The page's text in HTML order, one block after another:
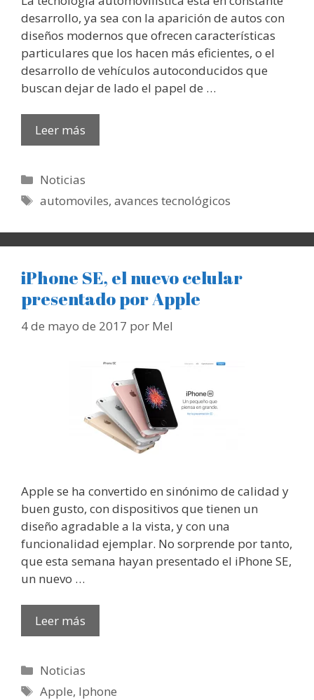
desarrollo, ya sea con la aparición de autos con
diseños modernos que ofrecen características
particulares que los hacen más eficientes, o el
desarrollo de vehículos autoconducidos que
buscan dejar de lado el papel de …
Leer más
Categorías
Noticias
Etiquetas
automoviles,avances tecnológicos
iPhone SE, el nuevo celular
presentado por Apple
4 de mayo de 2017 por Mel
Apple se ha convertido en sinónimo de calidad y
buen gusto, con dispositivos que tienen un
diseño agradable a la vista, y con una
funcionalidad ejemplar. No sorprende por tanto,
que esta semana hayan presentado el iPhone SE,
un nuevo …
Leer más
Categorías
Noticias
Etiquetas
Apple, Iphone